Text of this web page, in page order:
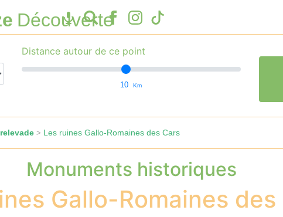
Découverte
Distance autour de ce point
10 Km
> Les ruines Gallo-Romaines des Cars
Monuments historiques
Gallo-Romaines des